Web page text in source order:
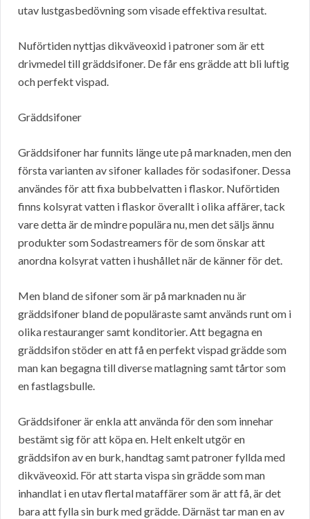
utav lustgasbedövning som visade effektiva resultat.
Nuförtiden nyttjas dikväveoxid i patroner som är ett
drivmedel till gräddsifoner. De får ens grädde att bli luftig
och perfekt vispad.
Gräddsifoner
Gräddsifoner har funnits länge ute på marknaden, men den
första varianten av sifoner kallades för sodasifoner. Dessa
användes för att fixa bubbelvatten i flaskor. Nuförtiden
finns kolsyrat vatten i flaskor överallt i olika affärer, tack
vare detta är de mindre populära nu, men det säljs ännu
produkter som Sodastreamers för de som önskar att
anordna kolsyrat vatten i hushållet när de känner för det.
Men bland de sifoner som är på marknaden nu är
gräddsifoner bland de populäraste samt används runt om i
olika restauranger samt konditorier. Att begagna en
gräddsifon stöder en att få en perfekt vispad grädde som
man kan begagna till diverse matlagning samt tårtor som
en fastlagsbulle.
Gräddsifoner är enkla att använda för den som innehar
bestämt sig för att köpa en. Helt enkelt utgör en
gräddsifon av en burk, handtag samt patroner fyllda med
dikväveoxid. För att starta vispa sin grädde som man
inhandlat i en utav flertal mataffärer som är att få, är det
bara att fylla sin burk med grädde. Därnäst tar man en av